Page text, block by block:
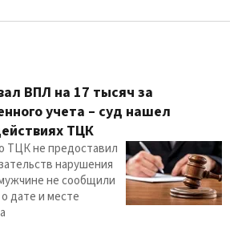
ВПЛ на 17 тысяч за
учета – суд нашел
ТЦК
ТЦК не предоставил
нарушения
не сообщили
дате и месте